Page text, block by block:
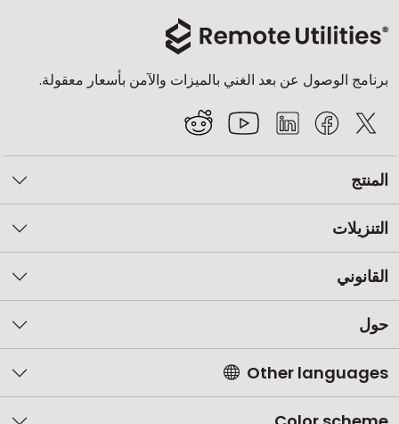
برنامج الوصول عن بعد الغني بالميزات والآمن بأسعار معقولة.
المنتج
التنزيلات
القانوني
حول
Other languages